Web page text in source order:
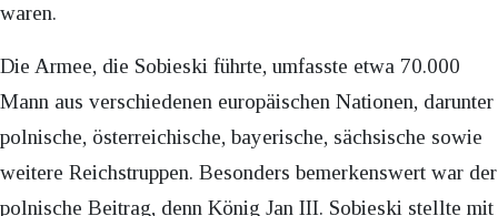
waren.
Die Armee, die Sobieski führte, umfasste etwa 70.000
Mann aus verschiedenen europäischen Nationen, darunter
polnische, österreichische, bayerische, sächsische sowie
weitere Reichstruppen. Besonders bemerkenswert war der
polnische Beitrag, denn König Jan III. Sobieski stellte mit